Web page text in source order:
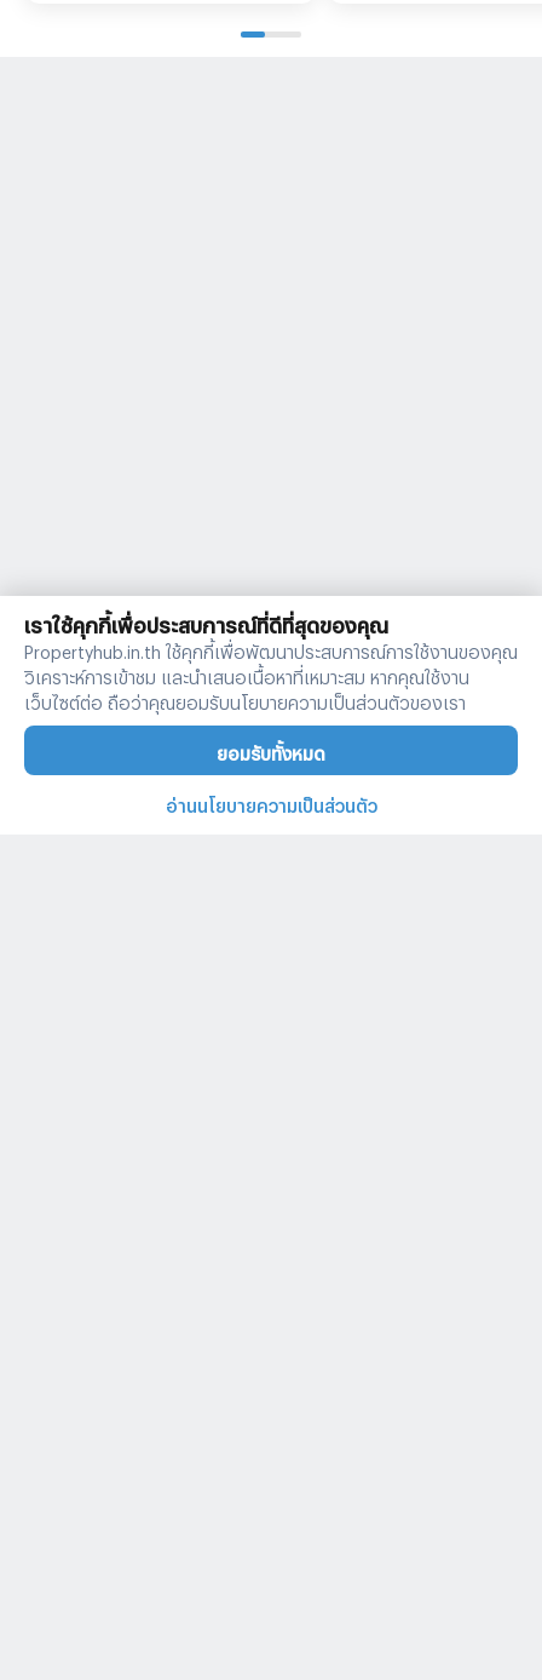
เราใช้คุกกี้เพื่อประสบการณ์ที่ดีที่สุดของคุณ
Propertyhub.in.th ใช้คุกกี้เพื่อพัฒนาประสบการณ์การใช้งานของคุณ
วิเคราะห์การเข้าชม และนำเสนอเนื้อหาที่เหมาะสม หากคุณใช้งาน
เว็บไซต์ต่อ ถือว่าคุณยอมรับนโยบายความเป็นส่วนตัวของเรา
ยอมรับทั้งหมด
อ่านนโยบายความเป็นส่วนตัว